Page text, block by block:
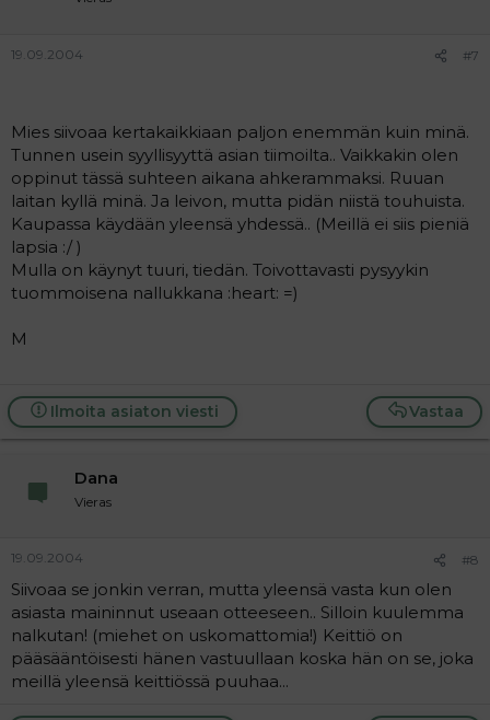
19.09.2004 #7
Mies siivoaa kertakaikkiaan paljon enemmän kuin minä.
Tunnen usein syyllisyyttä asian tiimoilta.. Vaikkakin olen
oppinut tässä suhteen aikana ahkerammaksi. Ruuan
laitan kyllä minä. Ja leivon, mutta pidän niistä touhuista.
Kaupassa käydään yleensä yhdessä.. (Meillä ei siis pieniä
lapsia :/ )
Mulla on käynyt tuuri, tiedän. Toivottavasti pysyykin
tuommoisena nallukkana :heart: =)
M
Vastaa
Ilmoita asiaton viesti
Dana
Vieras
19.09.2004 #8
Siivoaa se jonkin verran, mutta yleensä vasta kun olen
asiasta maininnut useaan otteeseen.. Silloin kuulemma
nalkutan! (miehet on uskomattomia!) Keittiö on
pääsääntöisesti hänen vastuullaan koska hän on se, joka
meillä yleensä keittiössä puuhaa...